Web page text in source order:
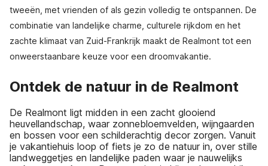
tweeën, met vrienden of als gezin volledig te ontspannen. De
combinatie van landelijke charme, culturele rijkdom en het
zachte klimaat van Zuid-Frankrijk maakt de Realmont tot een
onweerstaanbare keuze voor een droomvakantie.
Ontdek de natuur in de Realmont
De Realmont ligt midden in een zacht glooiend
heuvellandschap, waar zonnebloemvelden, wijngaarden
en bossen voor een schilderachtig decor zorgen. Vanuit
je vakantiehuis loop of fiets je zo de natuur in, over stille
landweggetjes en landelijke paden waar je nauwelijks